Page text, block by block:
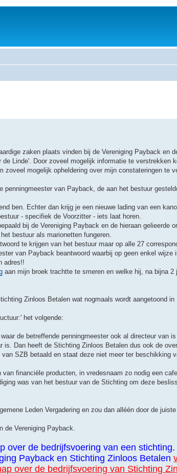
zaken plaats vinden bij de Vereniging Payback en
Linde'. Door zoveel mogelijk informatie te verstrekken
mogelijk opheldering over mijn constateringen te
van Payback, de aan het bestuur
ben. Echter dan krijg je een nieuwe lading van een
- specifiek de Voorzitter - iets laat horen.
bij de Vereniging Payback en de hieraan gelieerde
bestuur als marionetten fungeren.
te krijgen van het bestuur maar op alle 27
van Payback beantwoord waarbij op geen enkel wijze
adres!!
aan mijn broek trachtte te smeren en welke hij, na bijna 2
Zinloos Betalen wat nogmaals wordt aangetoond in
het volgende:
de betreffende penningmeester ook al directeur van
Dan heeft de Stichting Zinloos Betalen dus ook de
SZB betaald en staat deze niet meer ter beschikking
financiële producten, in vredesnaam zo nodig een
was van het bestuur van de Stichting om deze
Leden Vergadering en zou dan alléén door de juiste
de Vereniging Payback.
over de bedrijfsvoering van een stichting.
Payback en Stichting Zinloos Betalen
over de bedrijfsvoering van Stichting